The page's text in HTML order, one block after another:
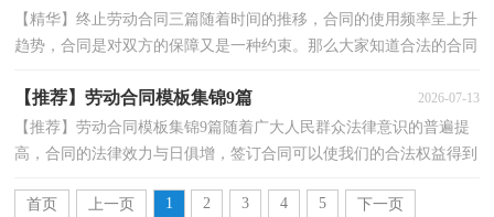
【精华】终止劳动合同三篇随着时间的推移，合同的使用频率呈上升
趋势，合同是对双方的保障又是一种约束。那么大家知道合法的合同
【推荐】劳动合同模板集锦9篇 2026-07-13
【推荐】劳动合同模板集锦9篇随着广大人民群众法律意识的普遍提
高，合同的法律效力与日俱增，签订合同可以使我们的合法权益得到
首页
上一页 1 2 3 4 5
下一页